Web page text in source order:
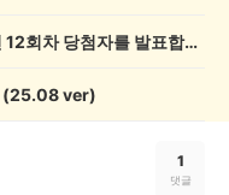
💰[당첨자 발표] 우리 동네 썰전 12회차 당첨자를 발표합니다!
(25.08 ver)
1
댓글